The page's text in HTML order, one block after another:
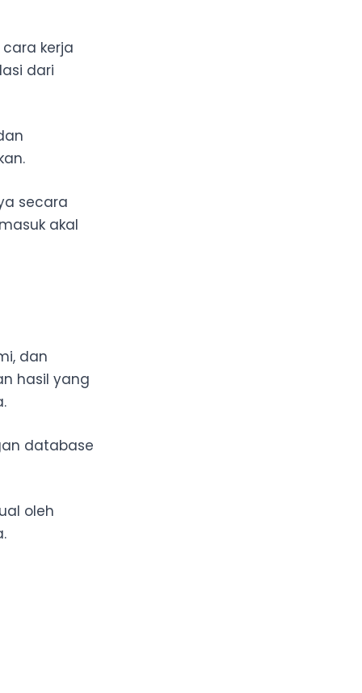
kerja
dari
secara
akal
dan
hasil yang
database
oleh